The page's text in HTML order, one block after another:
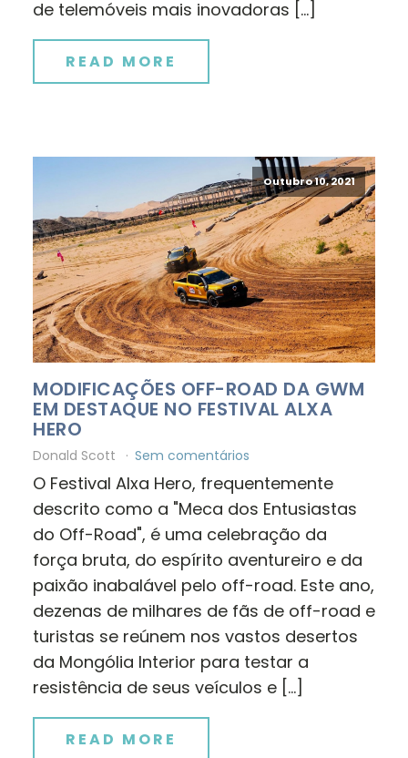
de telemóveis mais inovadoras […]
READ MORE
Outubro 10, 2021
MODIFICAÇÕES OFF-ROAD DA GWM
EM DESTAQUE NO FESTIVAL ALXA
HERO
Donald Scott Sem comentários
O Festival Alxa Hero, frequentemente
descrito como a "Meca dos Entusiastas
do Off-Road", é uma celebração da
força bruta, do espírito aventureiro e da
paixão inabalável pelo off-road. Este ano,
dezenas de milhares de fãs de off-road e
turistas se reúnem nos vastos desertos
da Mongólia Interior para testar a
resistência de seus veículos e […]
READ MORE